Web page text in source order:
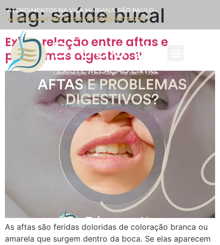
ATENDIMENTOS NA VILA MARIANA, SÃO PAULO •
AGENDAMENTOS: 11 99947-1152 (WHATSAPP)
Tag:saúde bucal
Existe relação entre aftas e
problemas digestivos?
As aftas são feridas doloridas de coloração branca ou
amarela que surgem dentro da boca. Se elas aparecem